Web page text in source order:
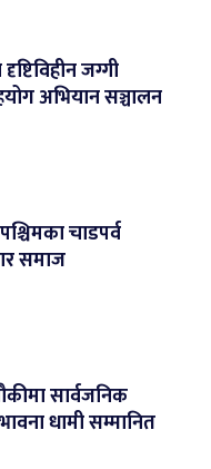
जग्गी
अभियान सञ्चालन
चाडपर्व
समाज
सार्वजनिक
धामी सम्मानित